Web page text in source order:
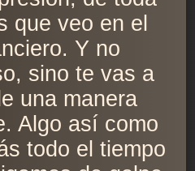
que veo en el
Y no
sino te vas a
una manera
Algo así como
todo el tiempo